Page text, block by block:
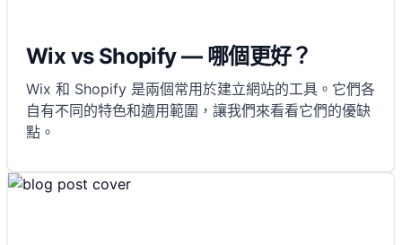
Wix vs Shopify — 哪個更好？
Wix 和 Shopify 是兩個常用於建立網站的工具。它們各
自有不同的特色和適用範圍，讓我們來看看它們的優缺
點。